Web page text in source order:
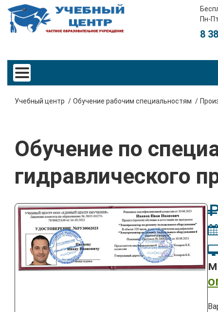
Пн-
8
Учебный центр Обучение рабочим специальностям
Обучение по
гидравлического